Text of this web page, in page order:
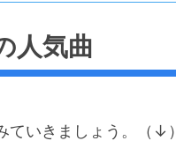
人気曲
ていきましょう。（↓）